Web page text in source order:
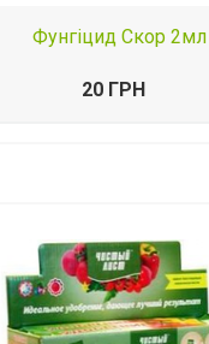
Фунгіцид Скор 2мл
20 ГРН